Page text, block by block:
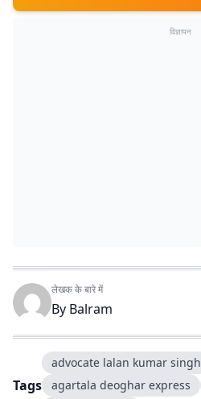
विज्ञापन
लेखक के बारे में
By Balram
Tags
advocate lalan kumar singh
agartala deoghar express